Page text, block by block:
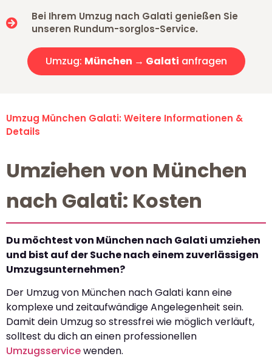
Bei Ihrem Umzug nach Galati genießen Sie
unseren Rundum-sorglos-Service.
Umzug: München → Galati anfragen
Umzug München Galati: Weitere Informationen &
Details
Umziehen von München
nach Galati: Kosten
Du möchtest von München nach Galati umziehen
und bist auf der Suche nach einem zuverlässigen
Umzugsunternehmen?
Der Umzug von München nach Galati kann eine
komplexe und zeitaufwändige Angelegenheit sein.
Damit dein Umzug so stressfrei wie möglich verläuft,
solltest du dich an einen professionellen
Umzugsservicewenden.